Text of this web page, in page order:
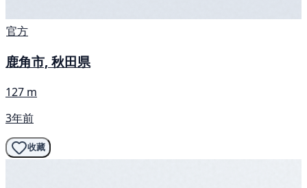
官方
鹿角市, 秋田県
127 m
3年前
收藏